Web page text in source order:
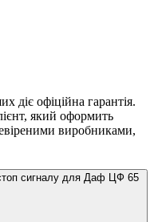
діє офіційна гарантія.
який оформить
виробниками,
сигналу для Даф ЦФ 65